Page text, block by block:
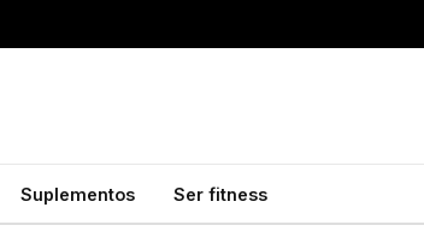
Suplementos Ser fitness